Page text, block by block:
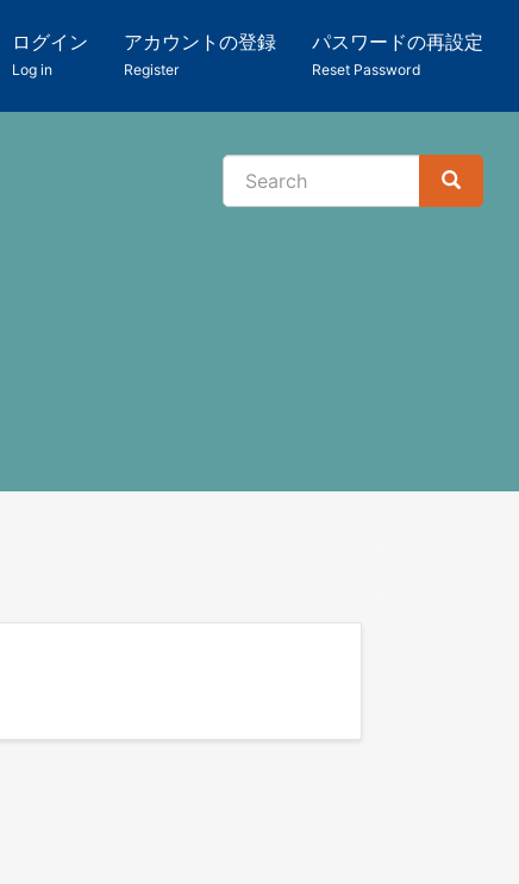
ログイン
Log in
アカウントの登録
Register
パスワードの再設定
Reset Password
検
Search
Search